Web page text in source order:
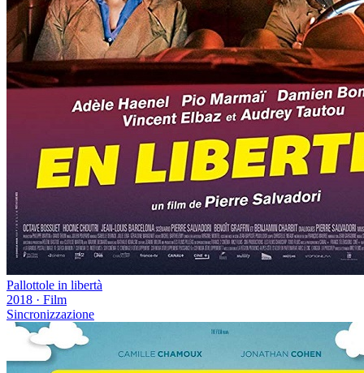
Pallottole in libertà
2018 · Film
Sincronizzazione